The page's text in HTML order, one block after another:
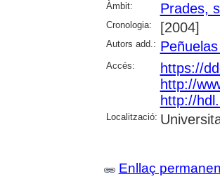
Àmbit:
Prades,
Cronologia: [2004]
Autors add.:
Accés:
https://
http://
http://
Localització:
Enllaç